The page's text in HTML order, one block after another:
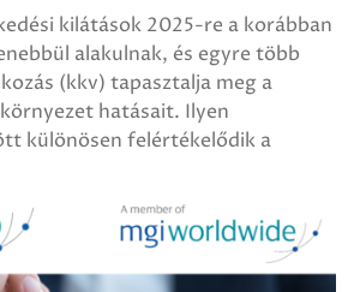
kilátások 2025-re a korábban
alakulnak, és egyre több
(kkv) tapasztalja meg a
hatásait. Ilyen
különösen felértékelődik a